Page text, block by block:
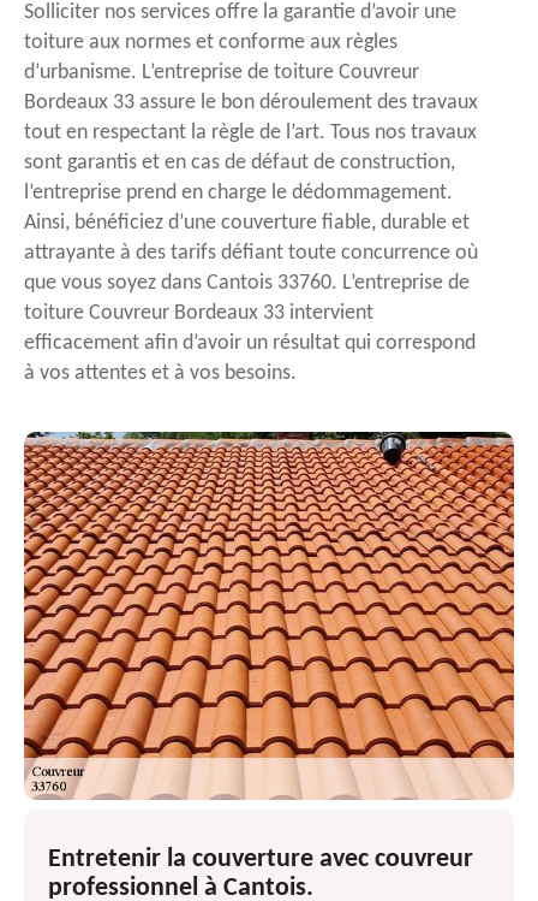
Solliciter nos services offre la garantie d’avoir une
toiture aux normes et conforme aux règles
d’urbanisme. L’entreprise de toiture Couvreur
Bordeaux 33 assure le bon déroulement des travaux
tout en respectant la règle de l’art. Tous nos travaux
sont garantis et en cas de défaut de construction,
l’entreprise prend en charge le dédommagement.
Ainsi, bénéficiez d’une couverture fiable, durable et
attrayante à des tarifs défiant toute concurrence où
que vous soyez dans Cantois 33760. L’entreprise de
toiture Couvreur Bordeaux 33 intervient
efficacement afin d’avoir un résultat qui correspond
à vos attentes et à vos besoins.
Entretenir la couverture avec couvreur
professionnel à Cantois.